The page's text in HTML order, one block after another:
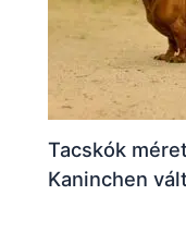
Tacskók
Kaninchen